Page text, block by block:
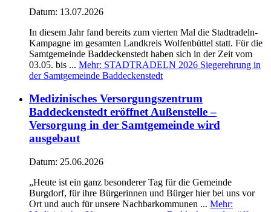
Datum: 13.07.2026
In diesem Jahr fand bereits zum vierten Mal die Stadtradeln-
Kampagne im gesamten Landkreis Wolfenbüttel statt. Für die
Samtgemeinde Baddeckenstedt haben sich in der Zeit vom
03.05. bis ... Mehr: STADTRADELN 2026 Siegerehrung in
der Samtgemeinde Baddeckenstedt
Medizinisches Versorgungszentrum
Baddeckenstedt eröffnet Außenstelle –
Versorgung in der Samtgemeinde wird
ausgebaut
Datum: 25.06.2026
„Heute ist ein ganz besonderer Tag für die Gemeinde
Burgdorf, für ihre Bürgerinnen und Bürger hier bei uns vor
Ort und auch für unsere Nachbarkommunen ... Mehr: